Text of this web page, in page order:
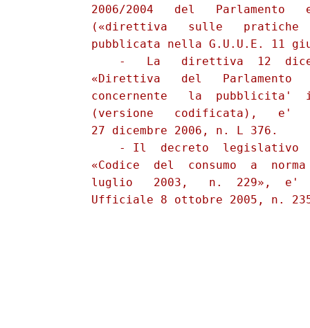
2006/2004   del   Parlamento
(«direttiva   sulle   pratiche
pubblicata nella G.U.U.E. 11
-   La   direttiva  12
«Direttiva   del   Parlamento
concernente   la  pubblicita'
(versione   codificata),   e'
          27 dicembre 2006, n. L 376.
- Il  decreto  legislativo
«Codice  del  consumo  a
luglio   2003,   n.  229»,  e'